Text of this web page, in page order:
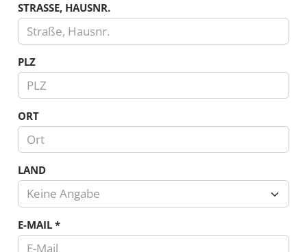
STRASSE, HAUSNR.
PLZ
ORT
LAND
Keine Angabe
E-MAIL *